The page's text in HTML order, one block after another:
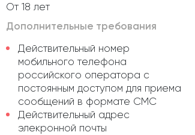
От 18 лет
Дополнительные требования
Действительный номер
мобильного телефона
российского оператора с
постоянным доступом для приема
сообщений в формате СМС
Действительный адрес
элекронной почты